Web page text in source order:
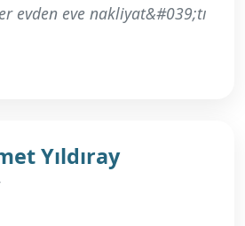
evden eve nakliyat&#039;tı
Yıldıray